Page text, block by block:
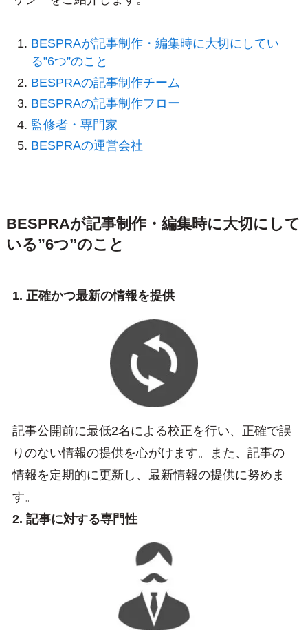
BESPRAが記事制作・編集時に大切にしてい
る”6つ”のこと
BESPRAの記事制作チーム
BESPRAの記事制作フロー
監修者・専門家
BESPRAの運営会社
BESPRAが記事制作・編集時に大切にして
いる”6つ”のこと
1. 正確かつ最新の情報を提供
記事公開前に最低2名による校正を行い、正確で誤
りのない情報の提供を心がけます。また、記事の
情報を定期的に更新し、最新情報の提供に努めま
す。
2. 記事に対する専門性